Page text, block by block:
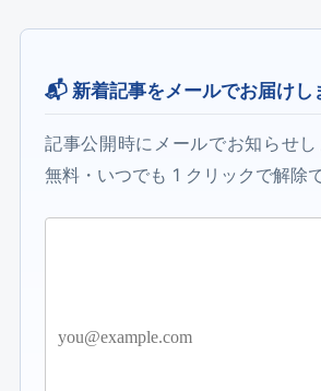
📬 新着記事をメールでお届けし
記事公開時にメールでお知らせし
無料・いつでも 1 クリックで解除